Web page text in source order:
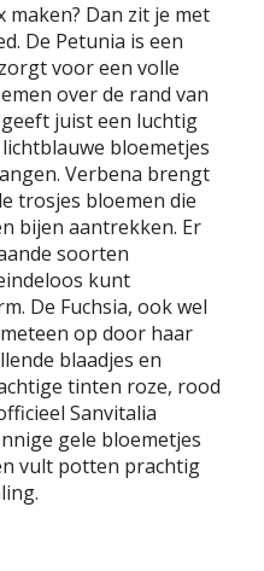
maken? Dan zit je met
De Petunia is een
voor een volle
over de rand van
juist een luchtig
bloemetjes
Verbena brengt
trosjes bloemen die
bijen aantrekken. Er
soorten
kunt
De Fuchsia, ook wel
op door haar
blaadjes en
tinten roze, rood
Sanvitalia
gele bloemetjes
vult potten prachtig